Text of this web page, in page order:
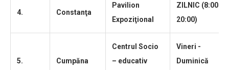
4. Constanţa
Pavilion
Expoziţional
ZILNIC (8:00 –
20:00)
5. Cumpăna
Centrul Socio
– educativ
Vineri -
Duminică